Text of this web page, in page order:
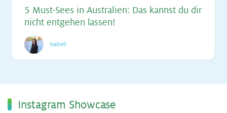
5 Must-Sees in Aus­tra­li­en: Das kannst du dir
nicht ent­ge­hen las­sen!
Isabell
Ins­ta­gram Show­ca­se